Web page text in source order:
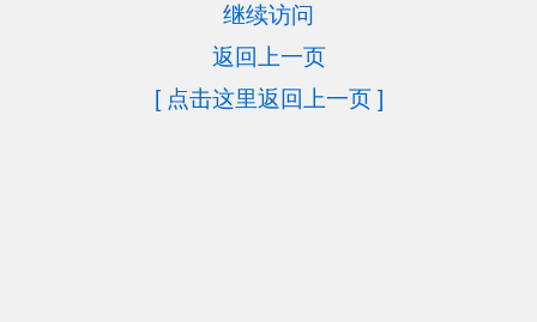
继续访问
返回上一页
[ 点击这里返回上一页 ]